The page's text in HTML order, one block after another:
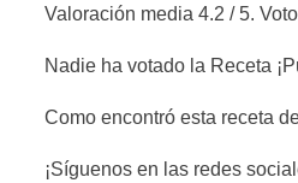
Valoración media 4.2 / 5.
Nadie ha votado la Receta
Como encontró esta receta
¡Síguenos en las redes